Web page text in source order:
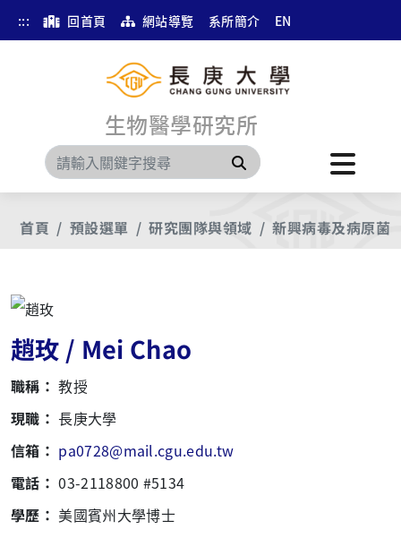
::: 回首頁 網站導覽 系所簡介 EN
生物醫學研究所
搜尋
首頁 預設選單 研究團隊與領域 新興病毒及病原菌
趙玫 / Mei Chao
職稱： 教授
現職： 長庚大學
信箱： pa0728@mail.cgu.edu.tw
電話： 03-2118800 #5134
學歷： 美國賓州大學博士